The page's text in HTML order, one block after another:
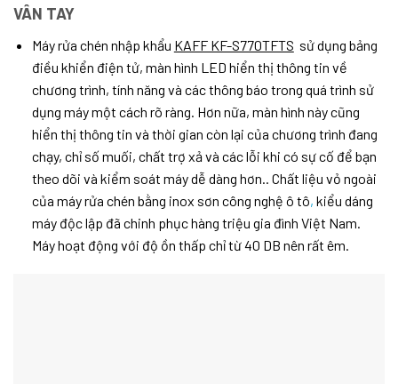
VÂN TAY
Máy rửa chén nhập khẩu KAFF KF-S770TFTS sử dụng bảng
điều khiển điện tử, màn hình LED hiển thị thông tin về
chương trình, tính năng và các thông báo trong quá trình sử
dụng máy một cách rõ ràng. Hơn nữa, màn hình này cũng
hiển thị thông tin và thời gian còn lại của chương trình đang
chạy, chỉ số muối, chất trợ xả và các lỗi khi có sự cố để bạn
theo dõi và kiểm soát máy dễ dàng hơn.. Chất liệu vỏ ngoài
của máy rửa chén bằng inox sơn công nghệ ô tô, kiểu dáng
máy độc lập đã chinh phục hàng triệu gia đình Việt Nam.
Máy hoạt động với độ ồn thấp chỉ từ 40 DB nên rất êm.